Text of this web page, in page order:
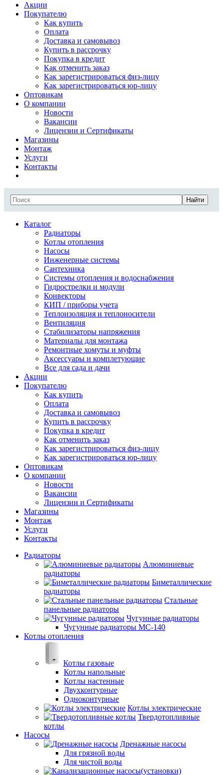
Акции
Покупателю
Как купить
Оплата
Доставка и самовывоз
Купить в рассрочку
Покупка в кредит
Как отменить заказ
Как зарегистрироваться физ-лицу
Как зарегистрироваться юр-лицу
Оптовикам
О компании
Новости
Вакансии
Лицензии и Сертификаты
Магазины
Монтаж
Услуги
Контакты
Найти
Каталог
Радиаторы
Котлы отопления
Насосы
Инженерные системы
Сантехника
Системы отопления и водоснабжения
Гидрострелки и модули
Конвекторы
КИП / приборы учета
Теплоизоляция и теплоносители
Вентиляция
Стабилизаторы напряжения
Материалы для монтажа
Ремонтные хомуты и муфты
Аксессуары и комплетующие
Все для сада и дачи
Акции
Покупателю
Как купить
Оплата
Доставка и самовывоз
Купить в рассрочку
Покупка в кредит
Как отменить заказ
Как зарегистрироваться физ-лицу
Как зарегистрироваться юр-лицу
Оптовикам
О компании
Новости
Вакансии
Лицензии и Сертификаты
Магазины
Монтаж
Услуги
Контакты
Радиаторы
Алюминиевые
радиаторы
Биметаллические
радиаторы
Стальные
панельные радиаторы
Чугунные радиаторы
Чугунные радиаторы МС-140
Котлы отопления
Котлы газовые
Котлы напольные
Котлы настенные
Двухконтурные
Одноконтурные
Котлы электрические
Твердотопливные
котлы
Насосы
Дренажные насосы
Для грязной воды
Для чистой воды